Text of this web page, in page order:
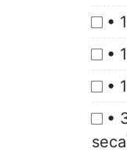
•
•
•
•